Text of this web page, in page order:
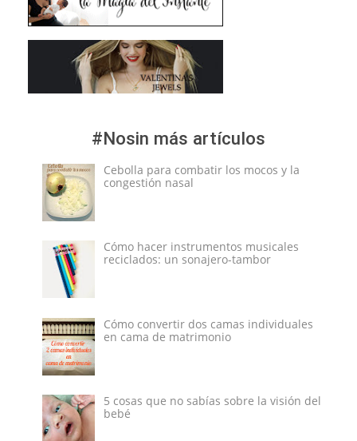
#Nosin más artículos
Cebolla para combatir los mocos y la
congestión nasal
Cómo hacer instrumentos musicales
reciclados: un sonajero-tambor
Cómo convertir dos camas individuales
en cama de matrimonio
5 cosas que no sabías sobre la visión del
bebé